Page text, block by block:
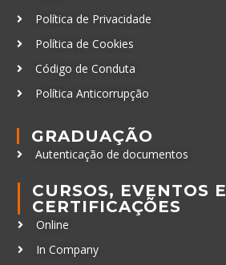
Política de Privacidade
Política de Cookies
Código de Conduta
Política Anticorrupção
GRADUAÇÃO
Autenticação de documentos
CURSOS, EVENTOS E
CERTIFICAÇÕES
Online
In Company